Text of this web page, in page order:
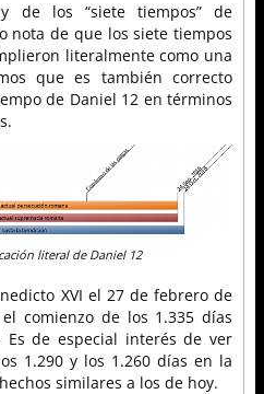
de los “siete tiempos” de
nota de que los siete tiempos
literalmente como una
que es también correcto
de Daniel 12 en términos
literal de Daniel 12
XVI el 27 de febrero de
comienzo de los 1.335 días
Es de especial interés de ver
1.290 y los 1.260 días en la
similares a los de hoy.